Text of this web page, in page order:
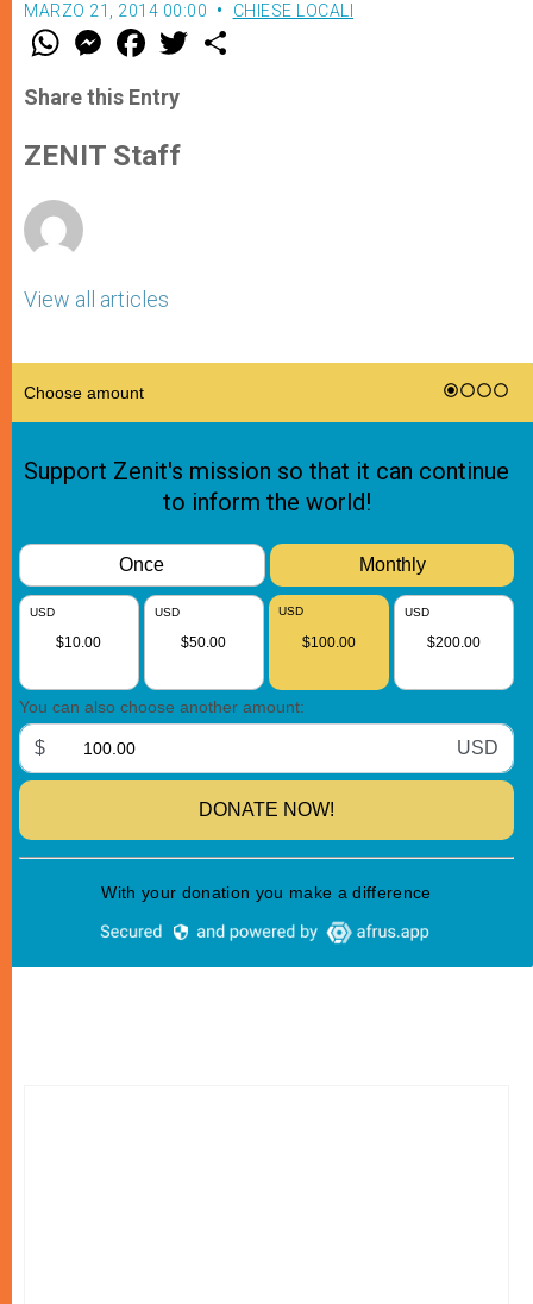
MARZO 21, 2014 00:00 CHIESE LOCALI
W
t
s
p
p
M
e
s
e
g
e
F
a
e
b
o
k
w
Share this Entry
ZENIT Staff
View all articles